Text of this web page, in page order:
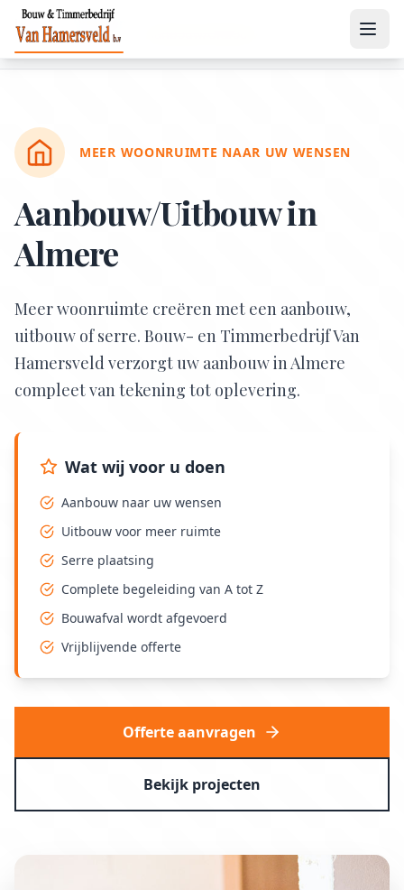
Home
/
Diensten
MEER WOONRUIMTE NAAR UW WENSEN
Aanbouw/Uitbouwin
Almere
Meer woonruimte creëren met een aanbouw,
uitbouw of serre. Bouw- en Timmerbedrijf Van
Hamersveld verzorgt uw aanbouw in Almere
compleet van tekening tot oplevering.
Wat wij voor u doen
Aanbouw naar uw wensen
Uitbouw voor meer ruimte
Serre plaatsing
Complete begeleiding van A tot Z
Bouwafval wordt afgevoerd
Vrijblijvende offerte
Offerte aanvragen
Bekijk projecten